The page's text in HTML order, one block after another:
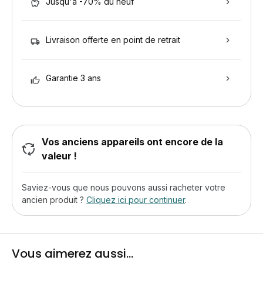
Livraison offerte en point de retrait
Garantie 3 ans
Vos anciens appareils ont encore de la
valeur !
Saviez-vous que nous pouvons aussi racheter votre
ancien produit ? Cliquez ici pour continuer.
Vous aimerez aussi...